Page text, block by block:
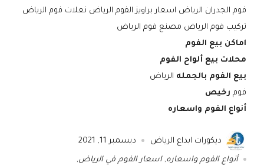
فوم الجدران الرياض اسعار براويز الفوم الرياض نعلات فوم الرياض
تركيب فوم الرياض مصنع فوم الرياض
اماكن بيع الفوم
محلات بيع ألواح الفوم
بيع الفوم بالجمله الرياض
فوم رخيص
أنواع الفوم واسعاره
ديكورات ابداع الرياض ديسمبر 11, 2021
أنواع الفوم واسعاره,اسعار الفوم في الرياض,